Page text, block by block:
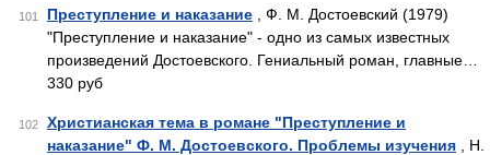
101 Преступление и наказание , Ф. М. Достоевcкий (1979)
"Преступление и наказание" - одно из самых известных
произведений Достоевского. Гениальный роман, главные…
330 руб
102
Христианская тема в романе "Преступление и
наказание" Ф. М. Достоевского. Проблемы изучения , Н.